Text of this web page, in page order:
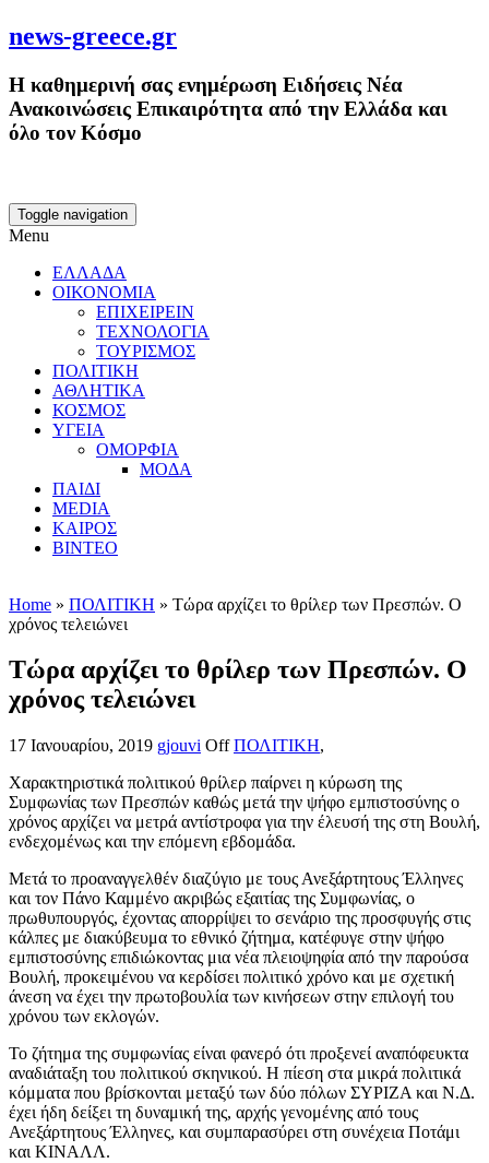
news-greece.gr
Η καθημερινή σας ενημέρωση Ειδήσεις Νέα
Ανακοινώσεις Επικαιρότητα από την Ελλάδα και
όλο τον Κόσμο
Toggle navigation
Menu
ΕΛΛΑΔΑ
ΟΙΚΟΝΟΜΙΑ
ΕΠΙΧΕΙΡΕΙΝ
ΤΕΧΝΟΛΟΓΙΑ
ΤΟΥΡΙΣΜΟΣ
ΠΟΛΙΤΙΚΗ
ΑΘΛΗΤΙΚΑ
ΚΟΣΜΟΣ
ΥΓΕΙΑ
ΟΜΟΡΦΙΑ
ΜΟΔΑ
ΠΑΙΔΙ
MEDIA
ΚΑΙΡΟΣ
ΒΙΝΤΕΟ
Home » ΠΟΛΙΤΙΚΗ » Τώρα αρχίζει το θρίλερ των Πρεσπών. Ο
χρόνος τελειώνει
Τώρα αρχίζει το θρίλερ των Πρεσπών. Ο
χρόνος τελειώνει
17 Ιανουαρίου, 2019 gjouvi Off ΠΟΛΙΤΙΚΗ,
Χαρακτηριστικά πολιτικού θρίλερ παίρνει η κύρωση της
Συμφωνίας των Πρεσπών καθώς μετά την ψήφο εμπιστοσύνης ο
χρόνος αρχίζει να μετρά αντίστροφα για την έλευσή της στη Βουλή,
ενδεχομένως και την επόμενη εβδομάδα.
Μετά το προαναγγελθέν διαζύγιο με τους Ανεξάρτητους Έλληνες
και τον Πάνο Καμμένο ακριβώς εξαιτίας της Συμφωνίας, ο
πρωθυπουργός, έχοντας απορρίψει το σενάριο της προσφυγής στις
κάλπες με διακύβευμα το εθνικό ζήτημα, κατέφυγε στην ψήφο
εμπιστοσύνης επιδιώκοντας μια νέα πλειοψηφία από την παρούσα
Βουλή, προκειμένου να κερδίσει πολιτικό χρόνο και με σχετική
άνεση να έχει την πρωτοβουλία των κινήσεων στην επιλογή του
χρόνου των εκλογών.
Το ζήτημα της συμφωνίας είναι φανερό ότι προξενεί αναπόφευκτα
αναδιάταξη του πολιτικού σκηνικού. Η πίεση στα μικρά πολιτικά
κόμματα που βρίσκονται μεταξύ των δύο πόλων ΣΥΡΙΖΑ και Ν.Δ.
έχει ήδη δείξει τη δυναμική της, αρχής γενομένης από τους
Ανεξάρτητους Έλληνες, και συμπαρασύρει στη συνέχεια Ποτάμι
και ΚΙΝΑΛΛ.